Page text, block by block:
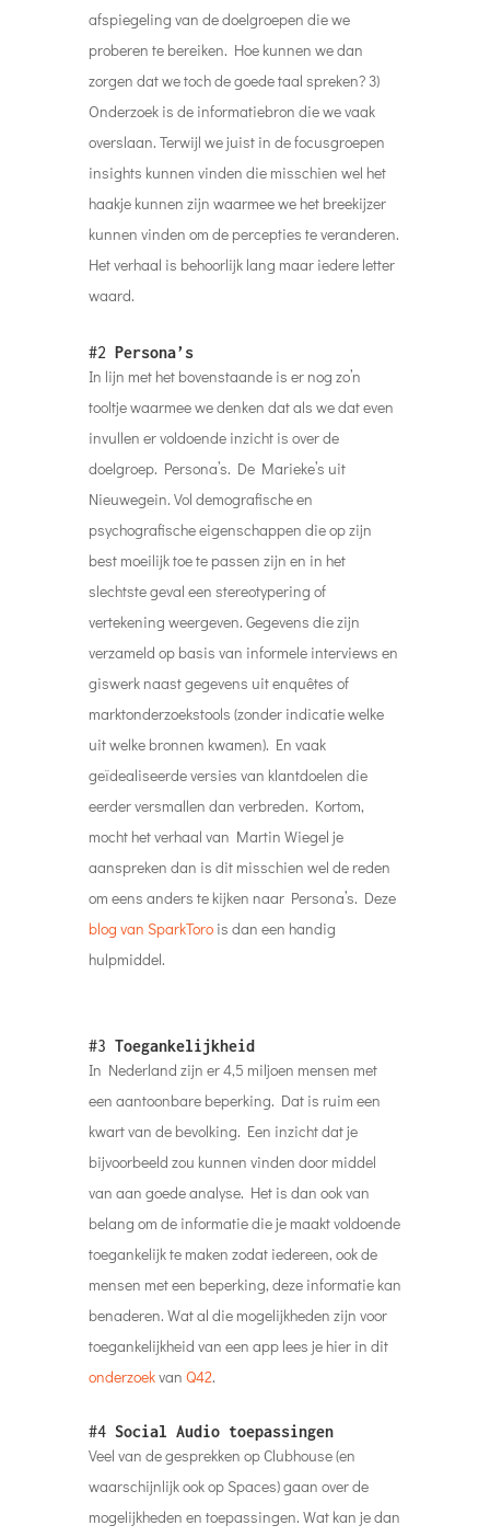
afspiegeling van de doelgroepen die we
proberen te bereiken. Hoe kunnen we dan
zorgen dat we toch de goede taal spreken? 3)
Onderzoek is de informatiebron die we vaak
overslaan. Terwijl we juist in de focusgroepen
insights kunnen vinden die misschien wel het
haakje kunnen zijn waarmee we het breekijzer
kunnen vinden om de percepties te veranderen.
Het verhaal is behoorlijk lang maar iedere letter
waard.
#2 Persona’s
In lijn met het bovenstaande is er nog zo’n
tooltje waarmee we denken dat als we dat even
invullen er voldoende inzicht is over de
doelgroep. Persona’s. De Marieke’s uit
Nieuwegein. Vol demografische en
psychografische eigenschappen die op zijn
best moeilijk toe te passen zijn en in het
slechtste geval een stereotypering of
vertekening weergeven. Gegevens die zijn
verzameld op basis van informele interviews en
giswerk naast gegevens uit enquêtes of
marktonderzoekstools (zonder indicatie welke
uit welke bronnen kwamen). En vaak
geïdealiseerde versies van klantdoelen die
eerder versmallen dan verbreden. Kortom,
mocht het verhaal van Martin Wiegel je
aanspreken dan is dit misschien wel de reden
om eens anders te kijken naar Persona’s. Deze
blog van SparkTorois dan een handig
hulpmiddel.
#3 Toegankelijkheid
In Nederland zijn er 4,5 miljoen mensen met
een aantoonbare beperking. Dat is ruim een
kwart van de bevolking. Een inzicht dat je
bijvoorbeeld zou kunnen vinden door middel
van aan goede analyse. Het is dan ook van
belang om de informatie die je maakt voldoende
toegankelijk te maken zodat iedereen, ook de
mensen met een beperking, deze informatie kan
benaderen. Wat al die mogelijkheden zijn voor
toegankelijkheid van een app lees je hier in dit
onderzoekvan Q42.
#4 Social Audio toepassingen
Veel van de gesprekken op Clubhouse (en
waarschijnlijk ook op Spaces) gaan over de
mogelijkheden en toepassingen. Wat kan je dan